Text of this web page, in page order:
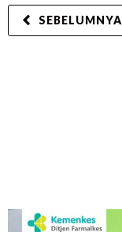
SEBELUMNYA